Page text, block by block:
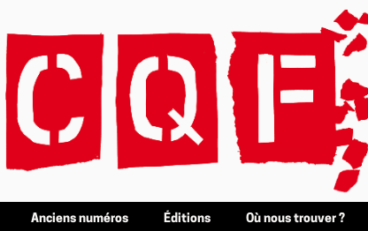
Anciens numéros Éditions Où nous trouver ?